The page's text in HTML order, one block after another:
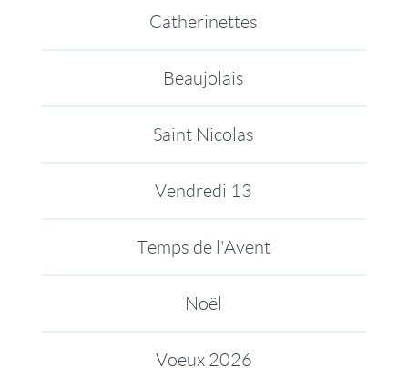
Catherinettes
Beaujolais
Saint Nicolas
Vendredi 13
Temps de l'Avent
Noël
Voeux 2026